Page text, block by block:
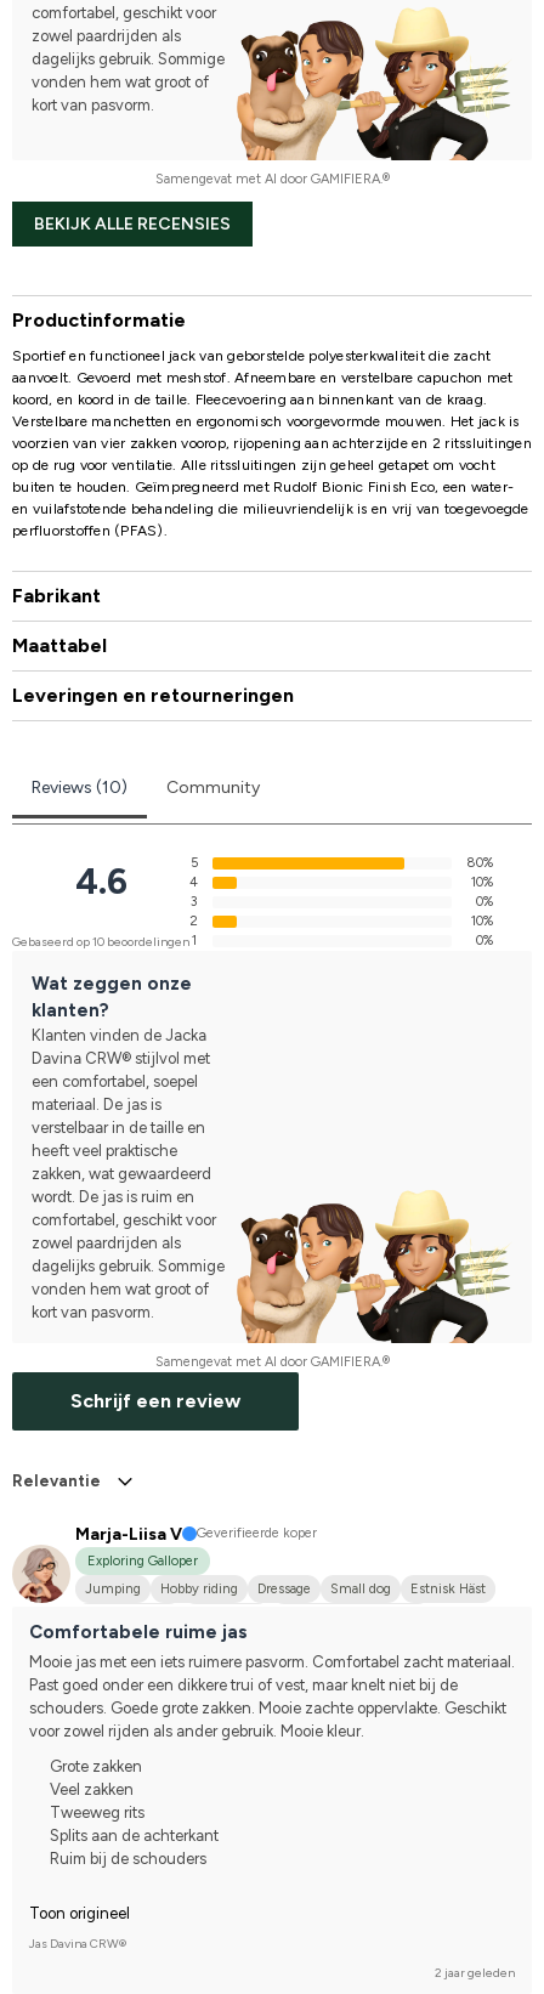
comfortabel, geschikt voor
zowel paardrijden als
dagelijks gebruik. Sommige
vonden hem wat groot of
kort van pasvorm.
Samengevat met AI door GAMIFIERA.®
BEKIJK ALLE RECENSIES
Productinformatie
Sportief en functioneel jack van geborstelde polyesterkwaliteit die zacht
aanvoelt. Gevoerd met meshstof. Afneembare en verstelbare capuchon met
koord, en koord in de taille. Fleecevoering aan binnenkant van de kraag.
Verstelbare manchetten en ergonomisch voorgevormde mouwen. Het jack is
voorzien van vier zakken voorop, rijopening aan achterzijde en 2 ritssluitingen
op de rug voor ventilatie. Alle ritssluitingen zijn geheel getapet om vocht
buiten te houden. Geïmpregneerd met Rudolf Bionic Finish Eco, een water-
en vuilafstotende behandeling die milieuvriendelijk is en vrij van toegevoegde
perfluorstoffen (PFAS).
Fabrikant
Maattabel
Leveringen en retourneringen
Reviews (10) Community
4.6
Gebaseerd op 10 beoordelingen
5
80%
4
10%
3
0%
2
10%
1
0%
Wat zeggen onze
klanten?
Klanten vinden de Jacka
Davina CRW® stijlvol met
een comfortabel, soepel
materiaal. De jas is
verstelbaar in de taille en
heeft veel praktische
zakken, wat gewaardeerd
wordt. De jas is ruim en
comfortabel, geschikt voor
zowel paardrijden als
dagelijks gebruik. Sommige
vonden hem wat groot of
kort van pasvorm.
Samengevat met AI door GAMIFIERA.®
Schrijf een review
Relevantie
Marja-Liisa V
Geverifieerde koper
Exploring Galloper
Jumping
Hobby riding Dressage Small dog
Estnisk Häst
Comfortabele ruime jas
Mooie jas met een iets ruimere pasvorm. Comfortabel zacht materiaal.
Past goed onder een dikkere trui of vest, maar knelt niet bij de
schouders. Goede grote zakken. Mooie zachte oppervlakte. Geschikt
voor zowel rijden als ander gebruik. Mooie kleur.
Grote zakken
Veel zakken
Tweeweg rits
Splits aan de achterkant
Ruim bij de schouders
Toon origineel
Jas Davina CRW®
2 jaar geleden